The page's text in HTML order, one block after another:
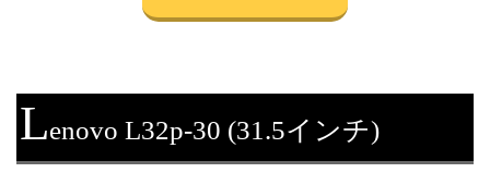
Lenovo L32p-30 (31.5インチ)